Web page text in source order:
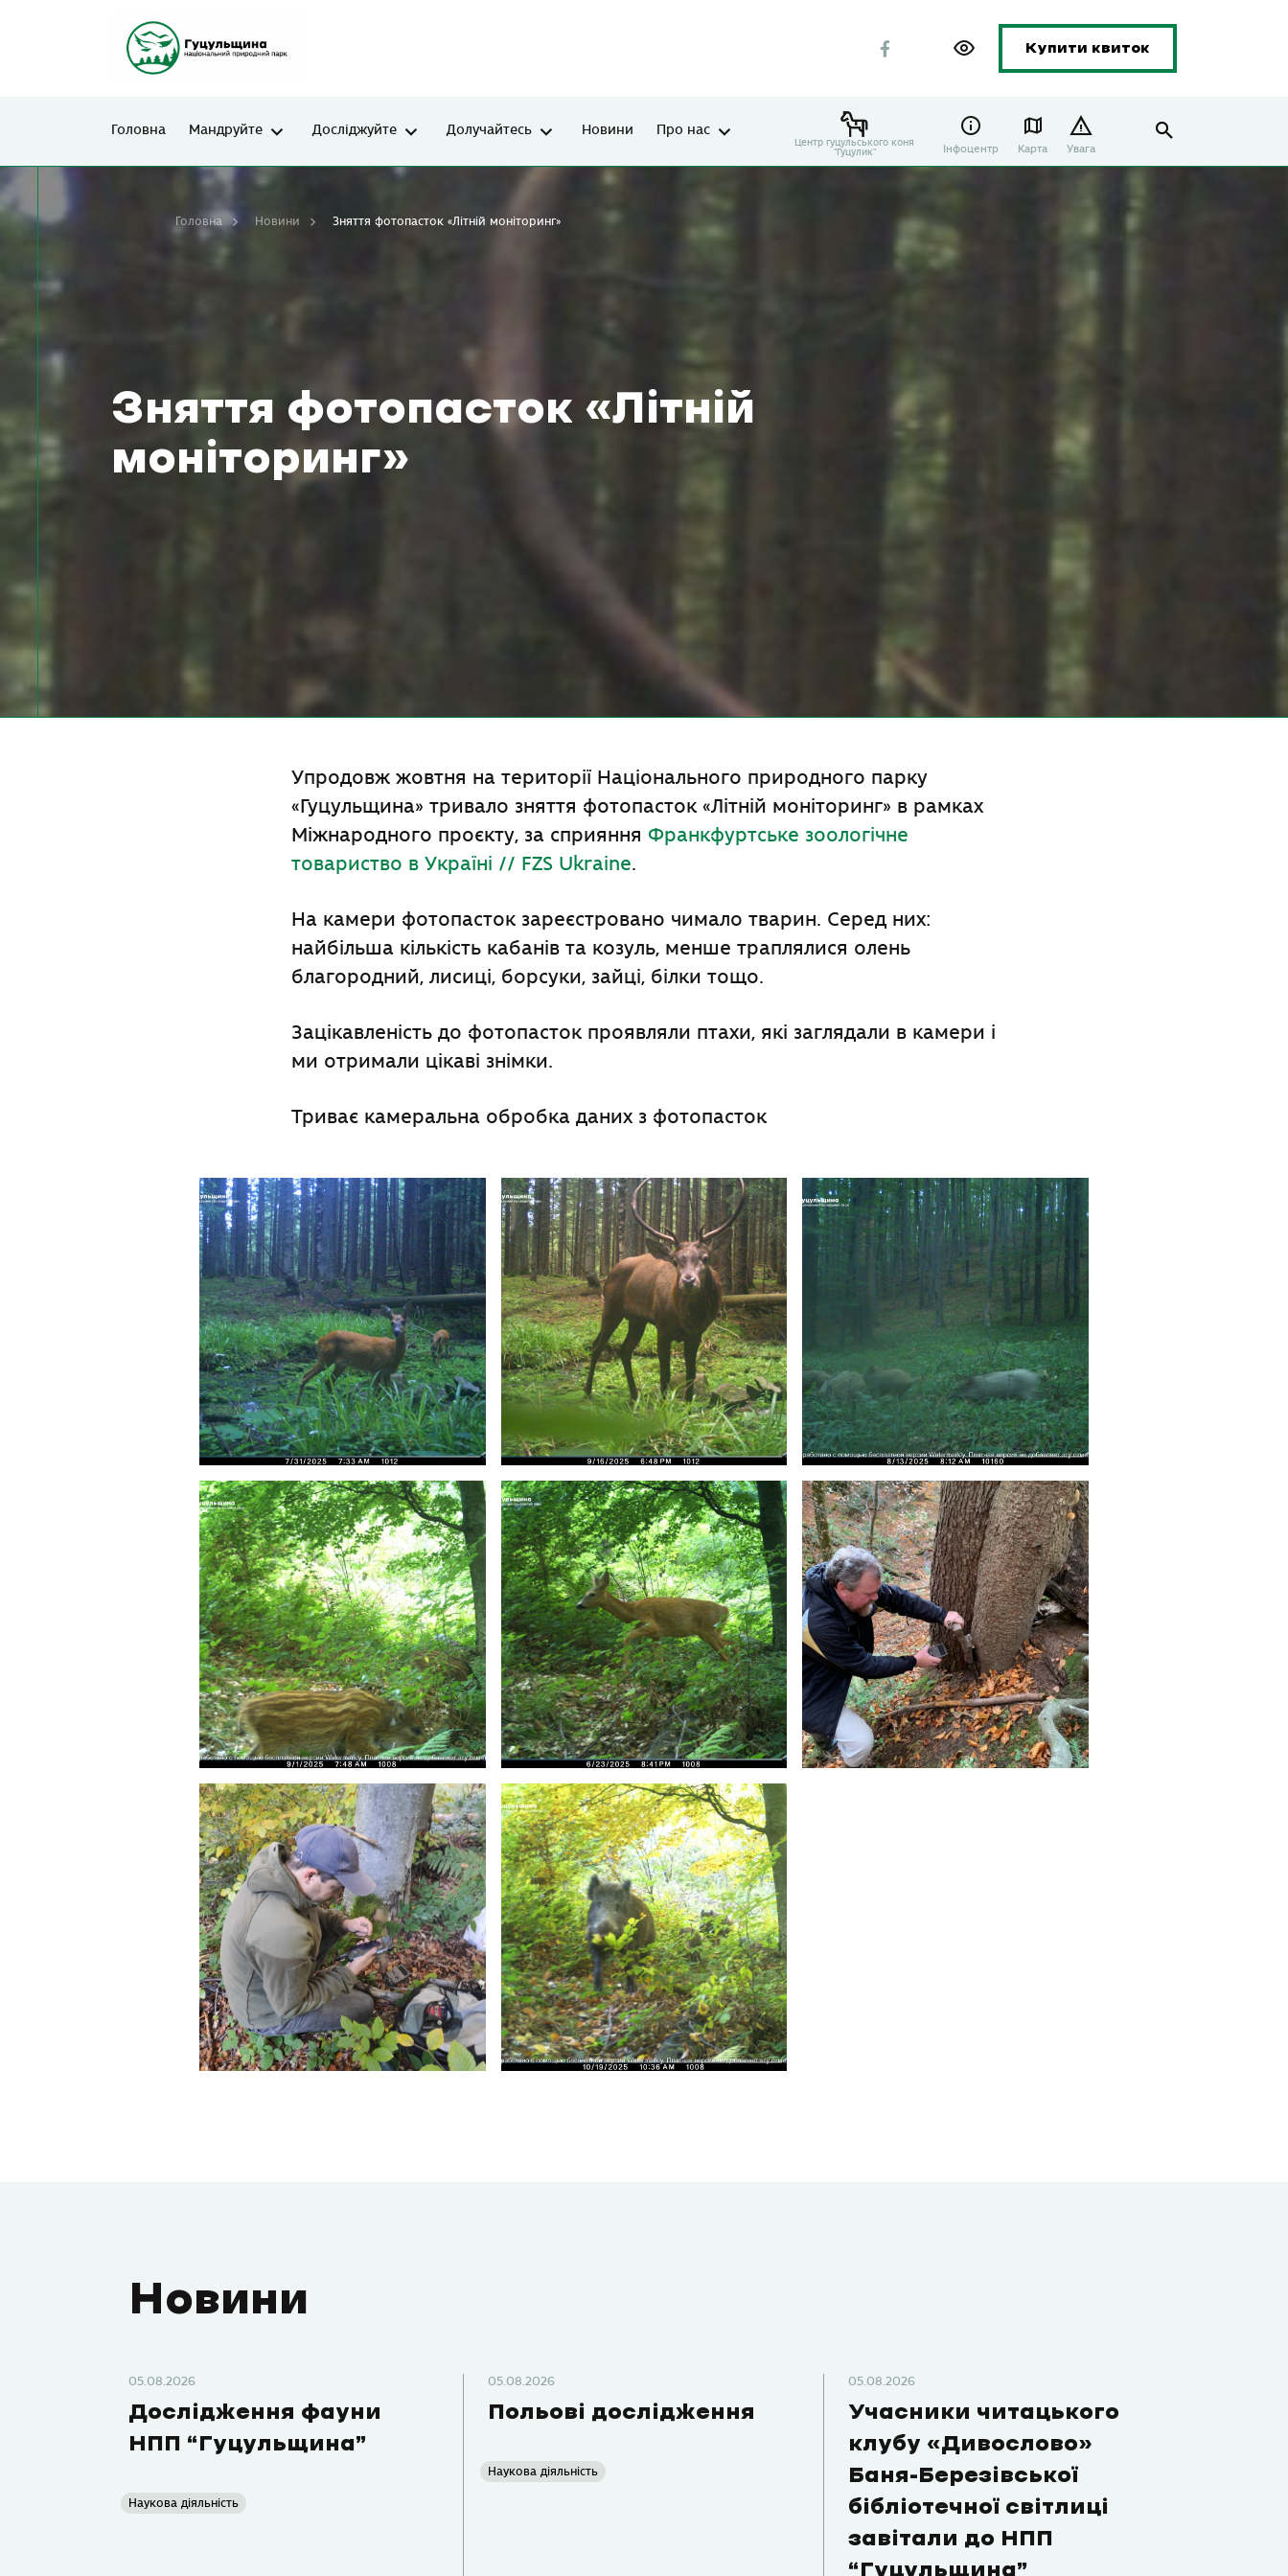
Купити квиток
Головна Мандруйте Досліджуйте Долучайтесь Новини Про нас
Центр гуцульського коня
"Гуцулик"
Інфоцентр Карта Увага
Зняття фотопасток «Літній
моніторинг»
Головна Новини Зняття фотопасток «Літній моніторинг»
Упродовж жовтня на території Національного природного парку
«Гуцульщина» тривало зняття фотопасток «Літній моніторинг» в рамках
Міжнародного проєкту, за сприяння Франкфуртське зоологічне
товариство в Україні // FZS Ukraine.
На камери фотопасток зареєстровано чимало тварин. Серед них:
найбільша кількість кабанів та козуль, менше траплялися олень
благородний, лисиці, борсуки, зайці, білки тощо.
Зацікавленість до фотопасток проявляли птахи, які заглядали в камери і
ми отримали цікаві знімки.
Триває камеральна обробка даних з фотопасток
Новини
05.08.2026
Дослідження фауни
НПП “Гуцульщина”
Наукова діяльність
05.08.2026
Польові дослідження
Наукова діяльність
05.08.2026
Учасники читацького
клубу «Дивослово»
Баня-Березівської
бібліотечної світлиці
завітали до НПП
“Гуцульщина”